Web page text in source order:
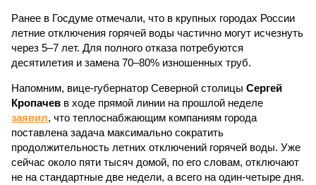
Ранее в Госдуме отмечали, что в крупных городах России
летние отключения горячей воды частично могут исчезнуть
через 5–7 лет. Для полного отказа потребуются
десятилетия и замена 70–80% изношенных труб.
Напомним, вице-губернатор Северной столицы Сергей
Кропачев в ходе прямой линии на прошлой неделе
заявил, что теплоснабжающим компаниям города
поставлена задача максимально сократить
продолжительность летних отключений горячей воды. Уже
сейчас около пяти тысяч домой, по его словам, отключают
не на стандартные две недели, а всего на один-четыре дня.